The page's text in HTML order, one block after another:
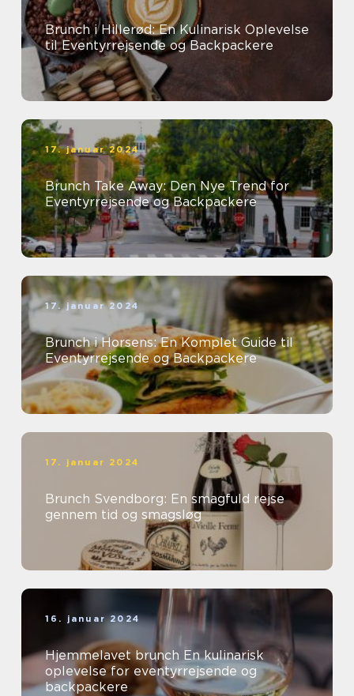
Brunch i Hillerød: En Kulinarisk Oplevelse
til Eventyrrejsende og Backpackere
17. januar 2024
Brunch Take Away: Den Nye Trend for
Eventyrrejsende og Backpackere
17. januar 2024
Brunch i Horsens: En Komplet Guide til
Eventyrrejsende og Backpackere
17. januar 2024
Brunch Svendborg: En smagfuld rejse
gennem tid og smagsløg
16. januar 2024
Hjemmelavet brunch En kulinarisk
oplevelse for eventyrrejsende og
backpackere